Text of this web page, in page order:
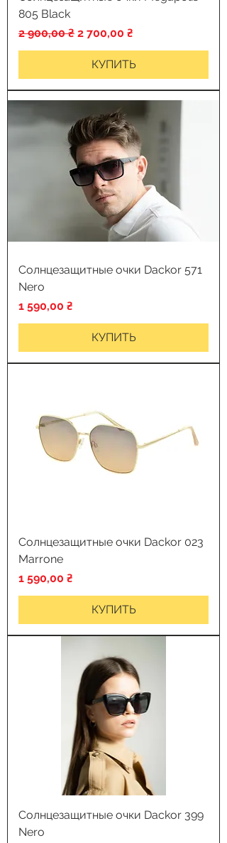
805 Black
Обычная цена
2 900,00 ₴ Цена со скидкой
2 700,00 ₴
КУПИТЬ
Солнцезащитные очки Dackor 571
Nero
Цена
1 590,00 ₴
КУПИТЬ
Солнцезащитные очки Dackor 023
Marrone
Цена
1 590,00 ₴
КУПИТЬ
Солнцезащитные очки Dackor 399
Nero